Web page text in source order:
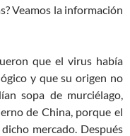
Veamos la información
que el virus había
y que su origen no
sopa de murciélago,
de China, porque el
mercado. Después